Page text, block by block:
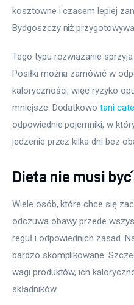
kosztowne i czasem lepiej
Bydgoszczy niż
Tego typu rozwiązanie
Posiłki można zamówić w
kaloryczności, więc ryzyko
mniejsze. Dodatkowo tani
odpowiednie pojemniki, w
jedzenie przez kilka dni bez
Dieta nie musi
Wiele osób, które chce się
odczuwa obawy przede
reguł i odpowiednich zasad.
bardzo skomplikowane.
wagi produktów, ich
składników.